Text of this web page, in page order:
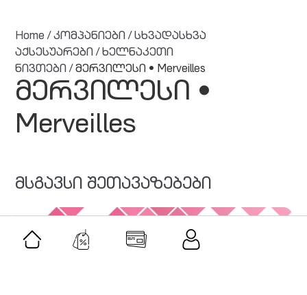
Home /კომპანიები /სხვადასხვა
აქსესუარები /ხელნაკეთი
ნივთები / მერვილესი • Merveilles
მერვილესი •
Merveilles
მსგავსი შეთავაზებები
შეთავაზება
ვებ-ინფინიტი • Web-INFINITY